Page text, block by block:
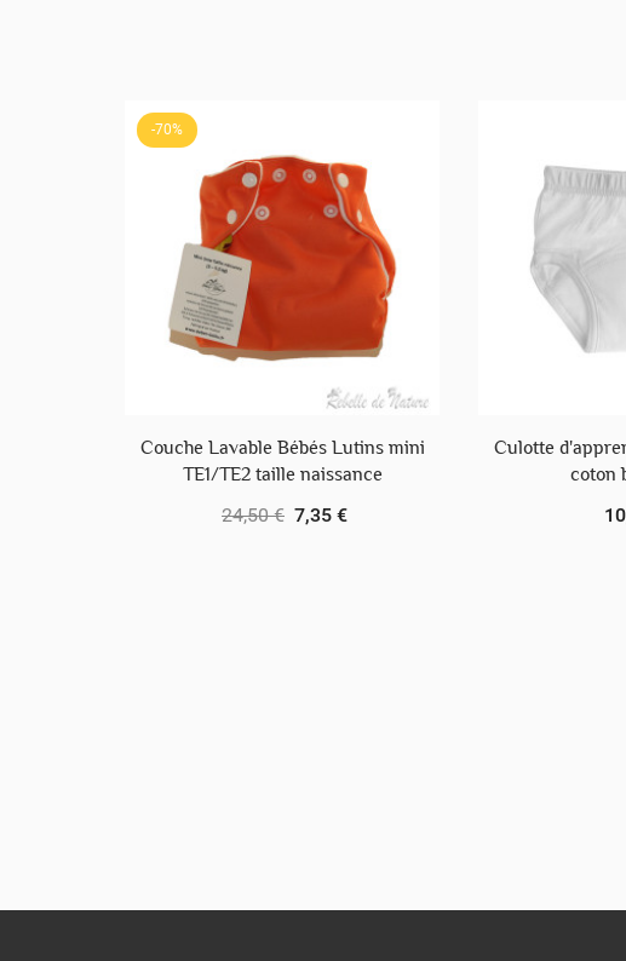
-70%
Couche Lavable Bébés Lutins mini
TE1/TE2 taille naissance
24,50 € 7,35 €
Culotte
coton